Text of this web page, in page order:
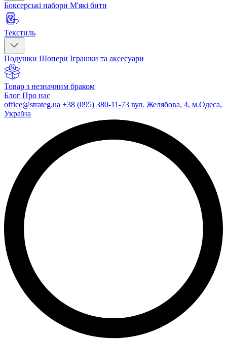
Боксерські набори М'які бити
Текстиль
Подушки Шопери Іграшки та аксесуари
Товар з незначним браком
Блог Про нас
office@strateg.ua +38 (095) 380-11-73 вул. Желябова, 4, м.Одеса,
Україна